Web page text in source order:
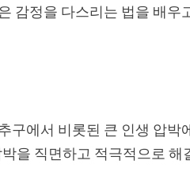
감정을 다스리는 법을 배우
구에서 비롯된 큰 인생 압박
을 직면하고 적극적으로